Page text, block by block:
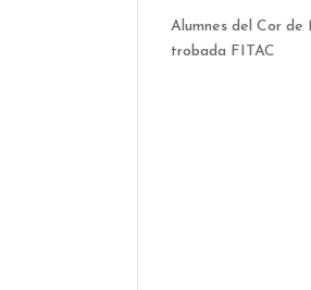
Alumnes del Cor de
trobada FITAC